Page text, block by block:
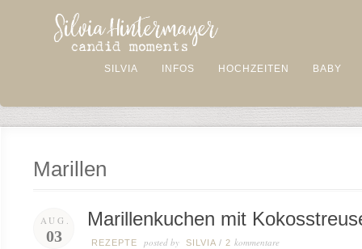
SILVIA INFOS HOCHZEITEN BABY
Marillen
AUG.
03
Marillenkuchen mit
REZEPTE posted by SILVIA / 2 kommentare